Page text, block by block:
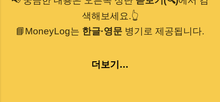
색해보세요.👆
📘MoneyLog는 한글·영문 병기로 제공됩니다.
더보기…